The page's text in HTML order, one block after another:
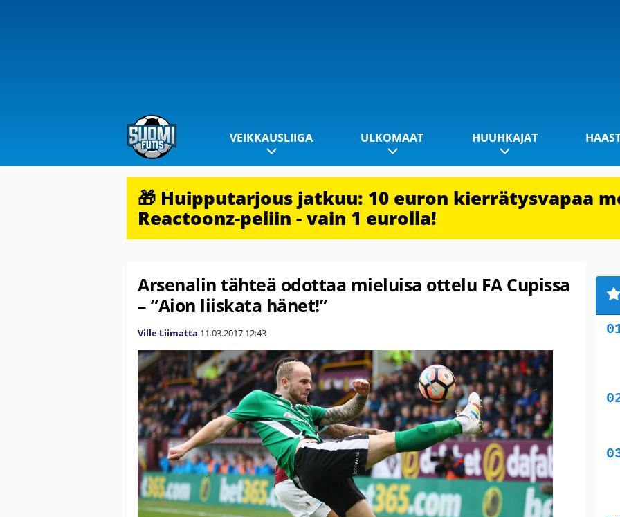
VEIKKAUSLIIGA ULKOMAAT HUUHKAJAT
🎁 Huipputarjous jatkuu: 10 euron kierrätysvapaa
Reactoonz-peliin - vain 1 eurolla!
Arsenalin tähteä odottaa mieluisa ottelu FA Cupissa
– ”Aion liiskata hänet!”
Ville Liimatta 11.03.2017 12:43